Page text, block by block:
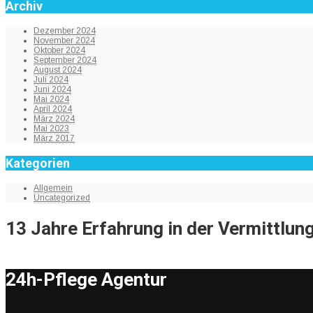
Archiv
Dezember 2024
November 2024
Oktober 2024
September 2024
August 2024
Juli 2024
Juni 2024
Mai 2024
April 2024
März 2024
Mai 2023
März 2017
Kategorien
Allgemein
Uncategorized
13 Jahre Erfahrung in der
24h-Pflege Agentur